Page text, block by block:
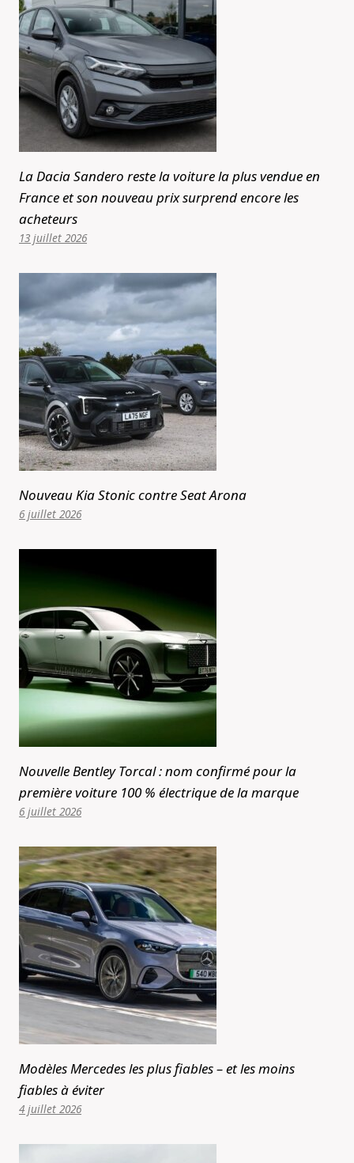
La Dacia Sandero reste la voiture la plus vendue en
France et son nouveau prix surprend encore les
acheteurs
13 juillet 2026
Nouveau Kia Stonic contre Seat Arona
6 juillet 2026
Nouvelle Bentley Torcal : nom confirmé pour la
première voiture 100 % électrique de la marque
6 juillet 2026
Modèles Mercedes les plus fiables – et les moins
fiables à éviter
4 juillet 2026